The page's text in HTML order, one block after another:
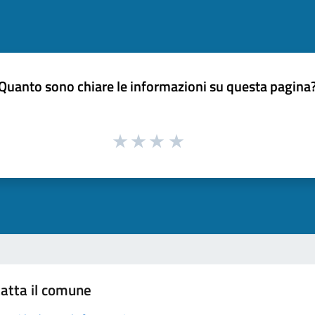
sono chiare le informazioni su questa
il comune